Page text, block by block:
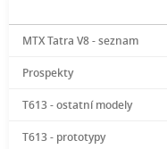
MTX Tatra V8 - seznam
Prospekty
T613 - ostatní modely
T613 - prototypy